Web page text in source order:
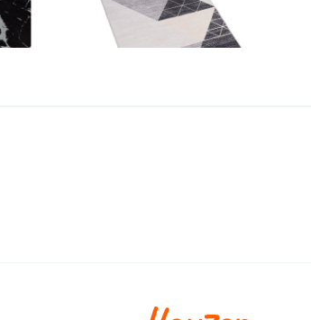
100% poliester, gri
189 lei